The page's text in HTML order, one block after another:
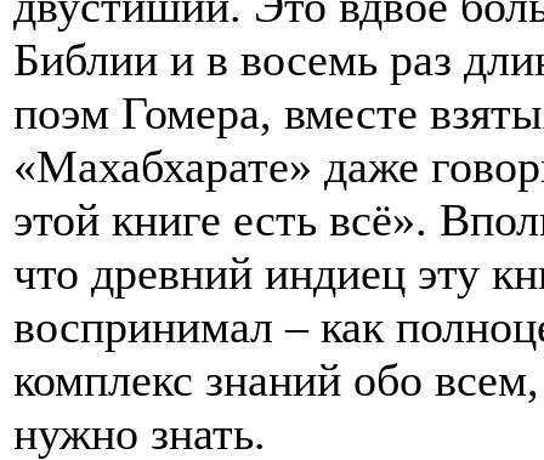
Библии и в восемь раз
поэм Гомера, вместе
«Махабхарате» даже
этой книге есть всё».
что древний индиец эту
воспринимал – как
комплекс знаний обо
нужно знать.